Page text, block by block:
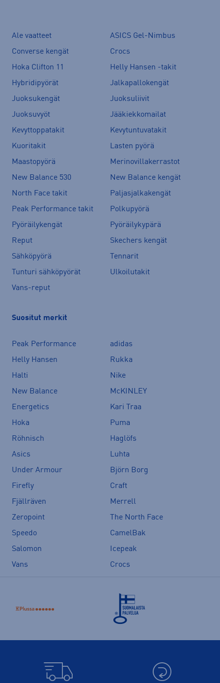
Ale vaatteet
ASICS Gel-Nimbus
Converse kengät
Crocs
Hoka Clifton 11
Helly Hansen -takit
Hybridipyörät
Jalkapallokengät
Juoksukengät
Juoksuliivit
Juoksuvyöt
Jääkiekkomailat
Kevyttoppatakit
Kevytuntuvatakit
Kuoritakit
Lasten pyörä
Maastopyörä
Merinovillakerrastot
New Balance 530
New Balance kengät
North Face takit
Paljasjalkakengät
Peak Performance takit
Polkupyörä
Pyöräilykengät
Pyöräilykypärä
Reput
Skechers kengät
Sähköpyörä
Tennarit
Tunturi sähköpyörät
Ulkoilutakit
Vans-reput
Suositut merkit
Peak Performance
adidas
Helly Hansen
Rukka
Halti
Nike
New Balance
McKINLEY
Energetics
Kari Traa
Hoka
Puma
Röhnisch
Haglöfs
Asics
Luhta
Under Armour
Björn Borg
Firefly
Craft
Fjällräven
Merrell
Zeropoint
The North Face
Speedo
CamelBak
Salomon
Icepeak
Vans
Crocs